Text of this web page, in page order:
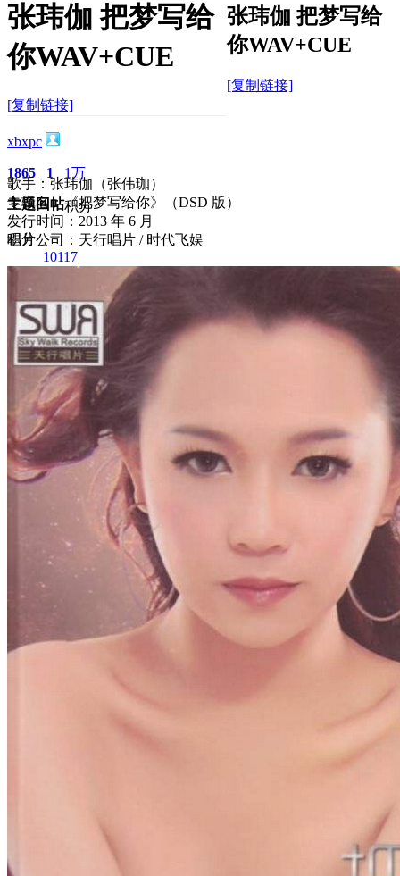
张玮伽 把梦写给
你WAV+CUE
[复制链接]
张玮伽 把梦写给
你WAV+CUE
[复制链接]
xbxpc
1865
主题
1
回帖
1万
积分
积分
10117
2026-2-19 18:47:01
10150
歌手：张玮伽（张伟珈）
专辑名：《把梦写给你》（DSD 版）
发行时间：2013 年 6 月
唱片公司：天行唱片 / 时代飞娱